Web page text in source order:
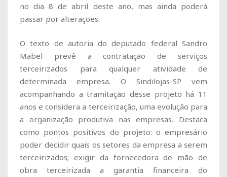
no dia 8 de abril deste ano, mas ainda poderá
passar por alterações.
O texto de autoria do deputado federal Sandro
Mabel prevê a contratação de serviços
terceirizados para qualquer atividade de
determinada empresa. O Sindilojas-SP vem
acompanhando a tramitação desse projeto há 11
anos e considera a terceirização, uma evolução para
a organização produtiva nas empresas. Destaca
como pontos positivos do projeto: o empresário
poder decidir quais os setores da empresa a serem
terceirizados; exigir da fornecedora de mão de
obra terceirizada a garantia financeira do